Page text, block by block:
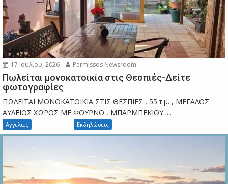
17 Ιουλίου, 2026 Permissos Newsroom
Πωλείται μονοκατοικία στις Θεσπιές-Δείτε
φωτογραφίες
ΠΩΛΕΙΤΑΙ ΜΟΝΟΚΑΤΟΙΚΙΑ ΣΤΙΣ ΘΕΣΠΙΕΣ , 55 τ.μ. , ΜΕΓΑΛΟΣ
ΑΥΛΕΙΟΣ ΧΩΡΟΣ ΜΕ ΦΟΥΡΝΟ , ΜΠΑΡΜΠΕΚΙΟΥ ....
Αγγελιες Εκδηλώσεις